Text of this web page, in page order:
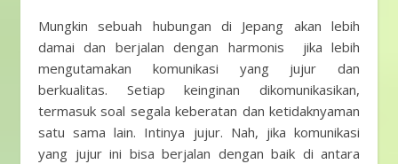
Mungkin sebuah hubungan di Jepang akan lebih
damai dan berjalan dengan harmonis jika lebih
mengutamakan komunikasi yang jujur dan
berkualitas. Setiap keinginan dikomunikasikan,
termasuk soal segala keberatan dan ketidaknyaman
satu sama lain. Intinya jujur. Nah, jika komunikasi
yang jujur ini bisa berjalan dengan baik di antara